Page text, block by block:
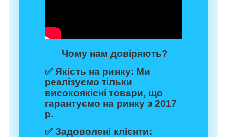
Чому нам довіряють?
✅Якість на ринку: Ми
реалізуємо тільки
високоякісні товари, що
гарантуємо на ринку з 2017
р.
✅Задоволені клієнти: